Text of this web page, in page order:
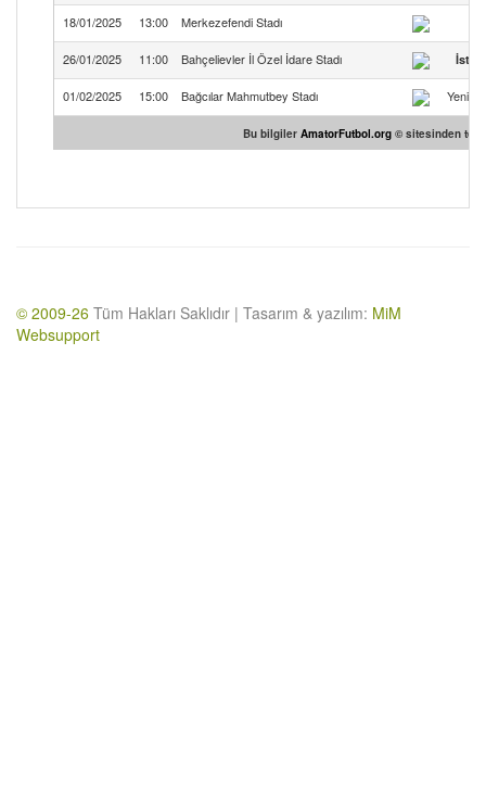
18/01/2025 13:00 Merkezefendi Stadı
26/01/2025 11:00 Bahçelievler İl Özel İdare Stadı
01/02/2025 15:00 Bağcılar Mahmutbey Stadı
Bu bilgiler AmatorFutbol.org© sitesinden
© 2009-26 Tüm Hakları Saklıdır | Tasarım & yazılım: MiM
Websupport